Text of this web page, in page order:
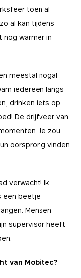
toen al
al kan tijdens
nog warmer in
meestal nogal
iedereen langs
drinken iets op
De drijfveer van
Je zou
oorsprong vinden
verwacht! Ik
een beetje
Mensen
supervisor heeft
van Mobitec?